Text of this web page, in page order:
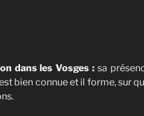
dans les Vosges : sa
bien connue et il forme, sur